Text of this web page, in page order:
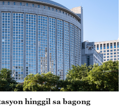
hinggil sa bagong